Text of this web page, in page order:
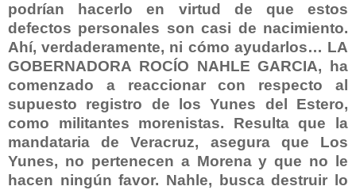
podrían hacerlo en virtud de que estos
defectos personales son casi de nacimiento.
Ahí, verdaderamente, ni cómo ayudarlos… LA
GOBERNADORA ROCÍO NAHLE GARCIA, ha
comenzado a reaccionar con respecto al
supuesto registro de los Yunes del Estero,
como militantes morenistas. Resulta que la
mandataria de Veracruz, asegura que Los
Yunes, no pertenecen a Morena y que no le
hacen ningún favor. Nahle, busca destruir lo